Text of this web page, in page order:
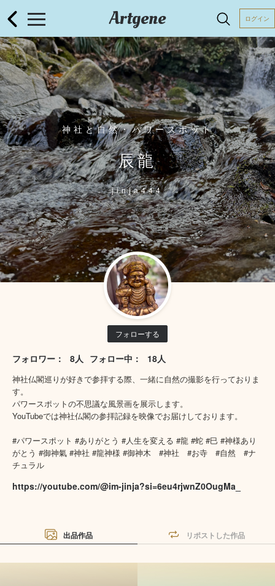
Artgene ログイン
神社と自然・パワースポット
辰龍
jinja444
フォローする
フォロワー： 8人 フォロー中： 18人
神社仏閣巡りが好きで参拝する際、一緒に自然の撮影を行っておりま
す。
パワースポットの不思議な風景画を展示します。
YouTubeでは神社仏閣の参拝記録を映像でお届けしております。
#パワースポット #ありがとう #人生を変える #龍 #蛇 #巳 #神様あり
がとう #御神氣 #神社 #龍神様 #御神木 #神社 #お寺 #自然 #ナ
チュラル
https://youtube.com/@im-jinja?si=6eu4rjwnZ0OugMa_
出品作品 リポストした作品